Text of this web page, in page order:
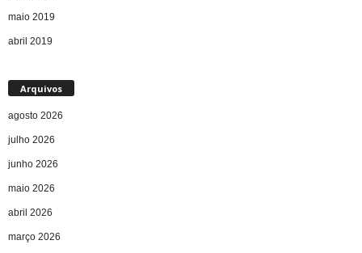
maio 2019
abril 2019
Arquivos
agosto 2026
julho 2026
junho 2026
maio 2026
abril 2026
março 2026